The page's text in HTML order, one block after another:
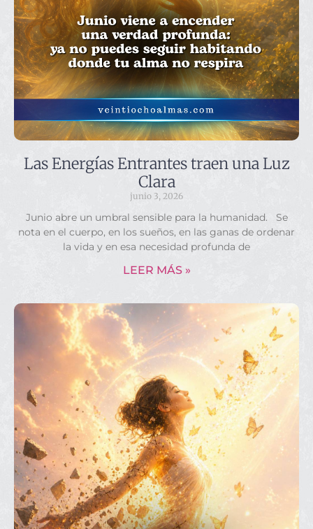
Las Energías Entrantes traen una Luz
Clara
junio 3, 2026
Junio abre un umbral sensible para la humanidad. Se
nota en el cuerpo, en los sueños, en las ganas de ordenar
la vida y en esa necesidad profunda de
LEER MÁS »